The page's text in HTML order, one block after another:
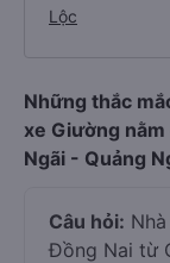
Lộc
Những thắc
xe Giường
Ngãi - Quảng
Câu hỏi:
Đồng Nai từ